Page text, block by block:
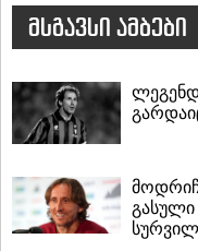
მსგავსი ამბები
გასული